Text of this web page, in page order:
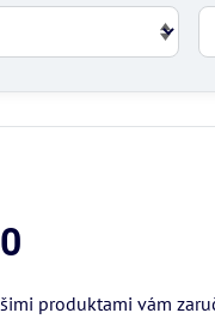
produktami vám